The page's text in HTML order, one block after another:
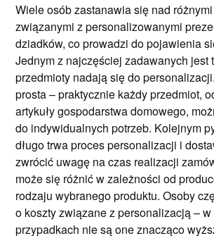
Wiele osób zastanawia się nad
związanymi z personalizowanymi
dziadków, co prowadzi do pojawienia
Jednym z najczęściej zadawanych jest
przedmioty nadają się do
prosta – praktycznie każdy przedmiot,
artykuły gospodarstwa domowego,
do indywidualnych potrzeb. Kolejnym
długo trwa proces personalizacji i
zwrócić uwagę na czas realizacji
może się różnić w zależności od
rodzaju wybranego produktu. Osoby
o koszty związane z personalizacją –
przypadkach nie są one znacząco